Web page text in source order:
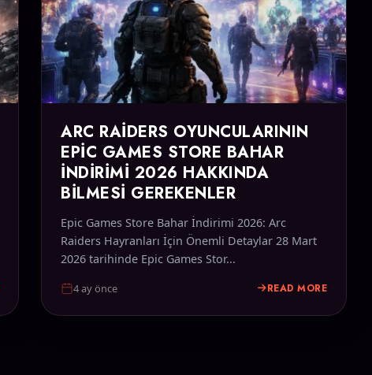
ARC RAIDERS OYUNCULARININ
EPIC GAMES STORE BAHAR
İNDIRIMI 2026 HAKKINDA
BILMESI GEREKENLER
Epic Games Store Bahar İndirimi 2026: Arc
Raiders Hayranları İçin Önemli Detaylar 28 Mart
2026 tarihinde Epic Games Stor...
4 ay önce READ MORE